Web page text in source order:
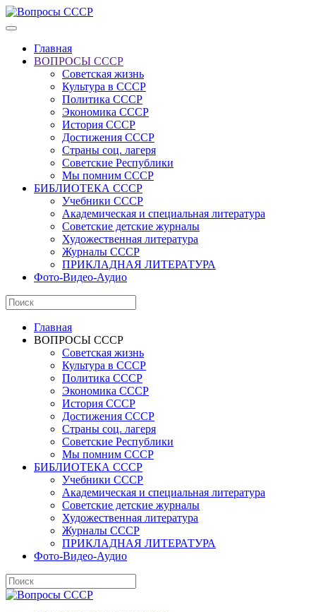
Главная
ВОПРОСЫ СССР
Советская жизнь
Культура в СССР
Политика СССР
Экономика СССР
История СССР
Достижения СССР
Страны соц. лагеря
Советские Республики
Мы помним СССР
БИБЛИОТЕКА СССР
Учебники СССР
Академическая и специальная литература
Советские детские журналы
Художественная литература
Журналы СССР
ПРИКЛАДНАЯ ЛИТЕРАТУРА
Фото-Видео-Аудио
Главная
ВОПРОСЫ СССР
Советская жизнь
Культура в СССР
Политика СССР
Экономика СССР
История СССР
Достижения СССР
Страны соц. лагеря
Советские Республики
Мы помним СССР
БИБЛИОТЕКА СССР
Учебники СССР
Академическая и специальная литература
Советские детские журналы
Художественная литература
Журналы СССР
ПРИКЛАДНАЯ ЛИТЕРАТУРА
Фото-Видео-Аудио